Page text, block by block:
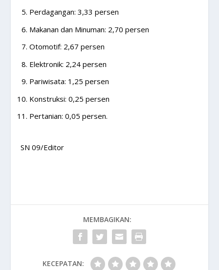
Perdagangan: 3,33 persen
Makanan dan Minuman: 2,70 persen
Otomotif: 2,67 persen
Elektronik: 2,24 persen
Pariwisata: 1,25 persen
Konstruksi: 0,25 persen
Pertanian: 0,05 persen.
SN 09/Editor
MEMBAGIKAN:
KECEPATAN: